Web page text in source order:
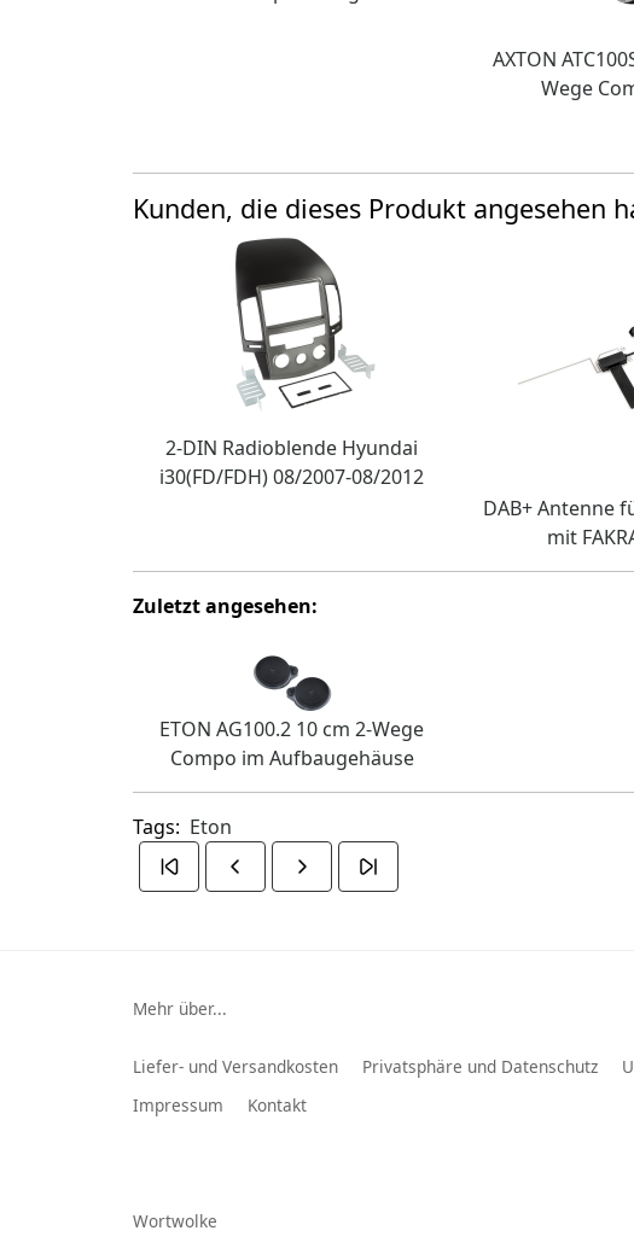
AXTON
Wege
Kunden, die dieses Produkt angesehen
2-DIN Radioblende Hyundai
i30(FD/FDH) 08/2007-08/2012
DAB+ Antenne
mit
Zuletzt angesehen:
ETON AG100.2 10 cm 2-Wege
Compo im Aufbaugehäuse
Tags: Eton
Mehr über...
Liefer- und Versandkosten Privatsphäre und Datenschutz
Impressum
Kontakt
Wortwolke